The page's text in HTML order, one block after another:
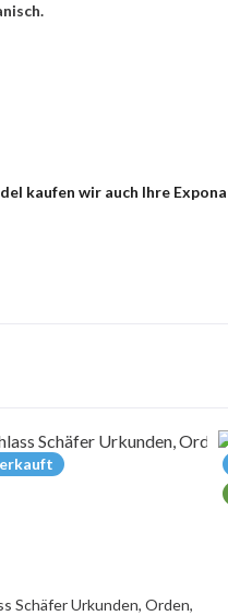
kaufen wir auch Ihre
Schäfer Urkunden, Orden,